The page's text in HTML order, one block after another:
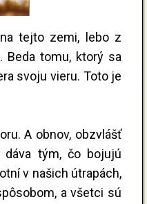
tejto zemi, lebo z
Beda tomu, ktorý sa
svoju vieru. Toto je
A obnov, obzvlášť
tým, čo bojujú
v našich útrapách,
a všetci sú